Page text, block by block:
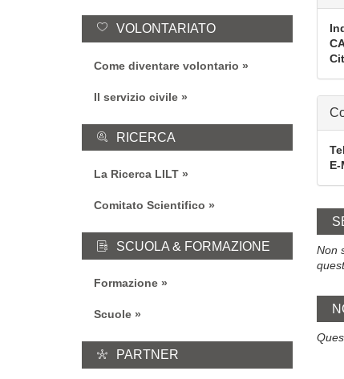
VOLONTARIATO
Come diventare volontario
Il servizio civile
RICERCA
La Ricerca LILT
Comitato Scientifico
SCUOLA & FORMAZIONE
Formazione
Scuole
PARTNER
Non